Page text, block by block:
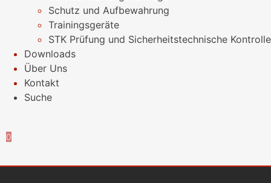
Schutz und Aufbewahrung
Trainingsgeräte
STK Prüfung und Sicherheitstechnische Kontrolle
Downloads
Über Uns
Kontakt
Suche
0